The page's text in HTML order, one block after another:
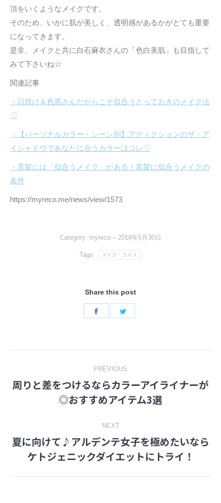
頂をいくようなメイクです。
そのため、いかに肌が美しく、透明感があるかがとても重要
になってきます。
是非、メイクと共に白石麻衣さんの「色白美肌」も目指して
みて下さいね☆
関連記事
・日焼け＆色黒さんだからこそ似合うとっておきのメイク法
♡
・【パーソナルカラー・シーン別】アディクションのザ・ア
イシャドウであなたに合うカラーはコレ♡
・黒髪には「似合うメイク」がある！黒髪に似合うメイクの
条件
https://myreco.me/news/view/1573
Category: myreco 2018年5月30日
Tags: メイク・コスメ
Share this post
Share
navigation
PREVIOUS
Previous
post:
周りと差をつけるならカラーアイライナーが
◎おすすめアイテム3選
NEXT
Next
post:
夏に向けて♪アルデンテ女子を極めたいなら
ケトジェニックダイエットにトライ！